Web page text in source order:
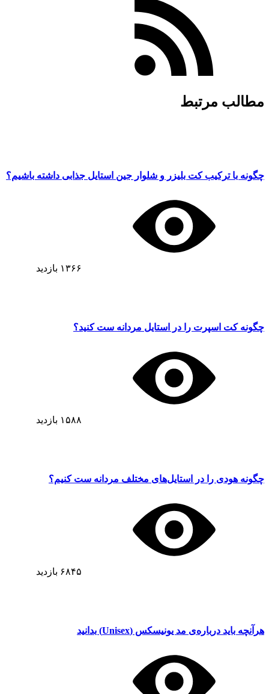
مطالب مرتبط
چگونه با ترکیب کت بلیزر و شلوار جین استایل جذابی داشته باشیم؟
۱۳۶۶ بازدید
چگونه کت اسپرت را در استایل مردانه ست کنید؟
۱۵۸۸ بازدید
چگونه هودی را در استایل‌های مختلف مردانه ست کنیم؟
۶۸۴۵ بازدید
هرآنچه باید درباره‌ی مد یونیسکس (Unisex) بدانید